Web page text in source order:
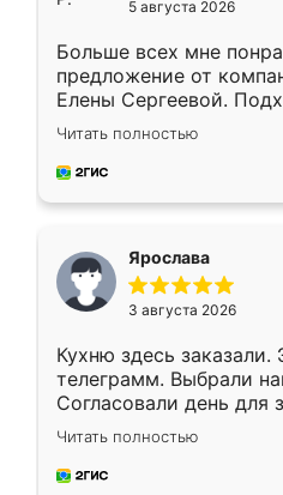
5 августа 2026
Больше всех мне
предложение от
Елены Сергеевой.
короткие сроки
для замера сотрудник
предложил по моему
Читать полностью
Ярослава
3 августа 2026
Кухню здесь
телеграмм. Выбрали
Согласовали день для
недели кухня была уже
довольны работой.
мебель за
Читать полностью